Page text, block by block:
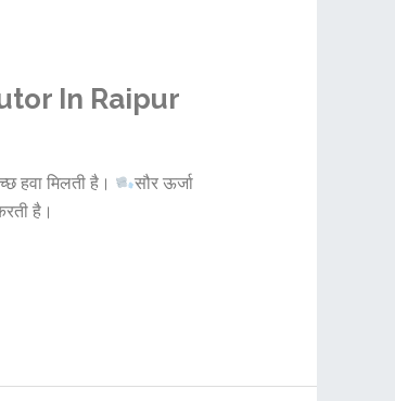
In Raipur
हवा मिलती है।
सौर ऊर्जा
है।